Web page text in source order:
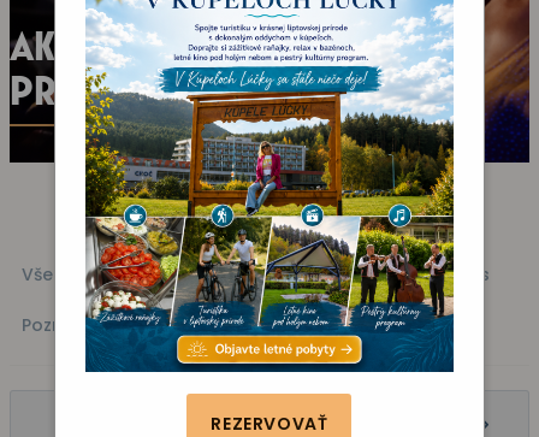
REZERVOVAŤ
AKTUÁLNY KULTÚRNY
PROGRAM
Všetky akcie Kino Vystúpenie Zábava Fitness
Poznávanie
JÚL 2024